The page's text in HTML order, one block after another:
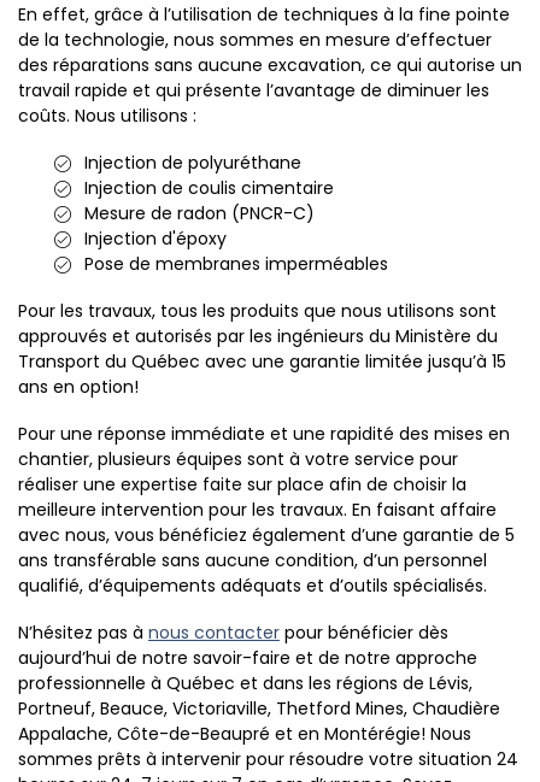
En effet, grâce à l’utilisation de techniques à la fine pointe
de la technologie, nous sommes en mesure d’effectuer
des réparations sans aucune excavation, ce qui autorise un
travail rapide et qui présente l’avantage de diminuer les
coûts. Nous utilisons :
Injection de polyuréthane
Injection de coulis cimentaire
Mesure de radon (PNCR-C)
Injection d'époxy
Pose de membranes imperméables
Pour les travaux, tous les produits que nous utilisons sont
approuvés et autorisés par les ingénieurs du Ministère du
Transport du Québec avec une garantie limitée jusqu’à 15
ans en option!
Pour une réponse immédiate et une rapidité des mises en
chantier, plusieurs équipes sont à votre service pour
réaliser une expertise faite sur place afin de choisir la
meilleure intervention pour les travaux. En faisant affaire
avec nous, vous bénéficiez également d’une garantie de 5
ans transférable sans aucune condition, d’un personnel
qualifié, d’équipements adéquats et d’outils spécialisés.
N’hésitez pas à nous contacter pour bénéficier dès
aujourd’hui de notre savoir-faire et de notre approche
professionnelle à Québec et dans les régions de Lévis,
Portneuf, Beauce, Victoriaville, Thetford Mines, Chaudière
Appalache, Côte-de-Beaupré et en Montérégie! Nous
sommes prêts à intervenir pour résoudre votre situation 24